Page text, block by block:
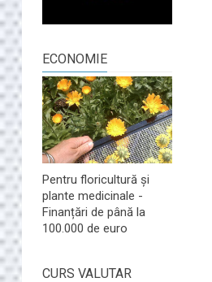
ECONOMIE
Pentru floricultură și
plante medicinale -
Finanțări de până la
100.000 de euro
CURS VALUTAR